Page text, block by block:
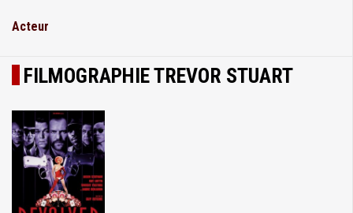
Acteur
FILMOGRAPHIE TREVOR STUART